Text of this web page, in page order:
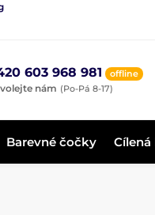
603 968 981 offline
nám (Po-Pá 8-17)
Barevné čočky